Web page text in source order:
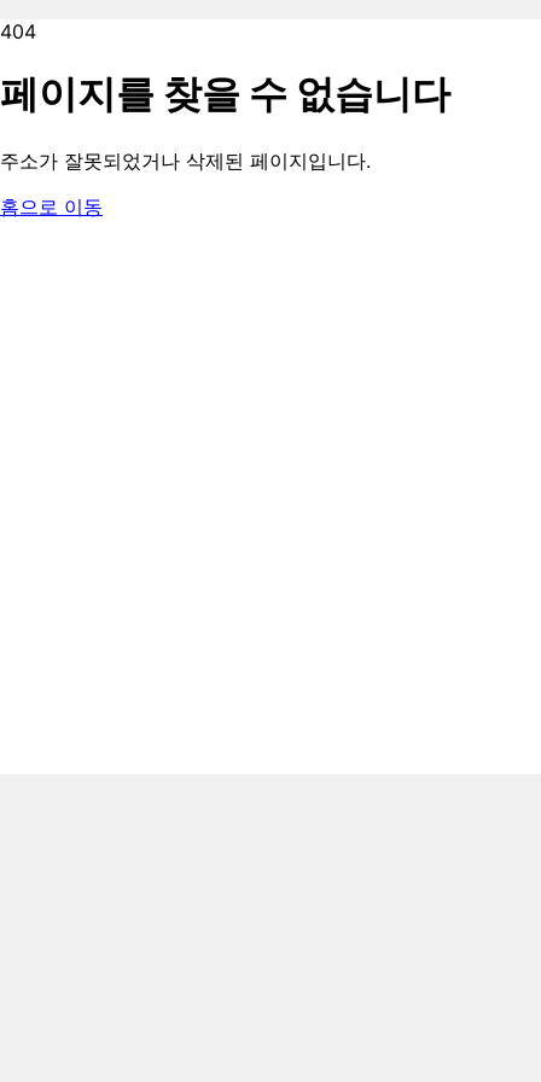
404
페이지를 찾을 수 없습니다
주소가 잘못되었거나 삭제된 페이지입니다.
홈으로 이동